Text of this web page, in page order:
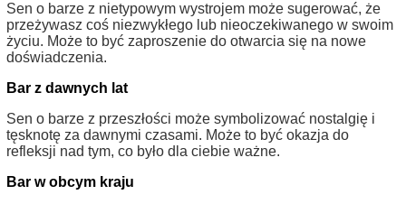
Sen o barze z nietypowym wystrojem może sugerować, że
przeżywasz coś niezwykłego lub nieoczekiwanego w swoim
życiu. Może to być zaproszenie do otwarcia się na nowe
doświadczenia.
Bar z dawnych lat
Sen o barze z przeszłości może symbolizować nostalgię i
tęsknotę za dawnymi czasami. Może to być okazja do
refleksji nad tym, co było dla ciebie ważne.
Bar w obcym kraju